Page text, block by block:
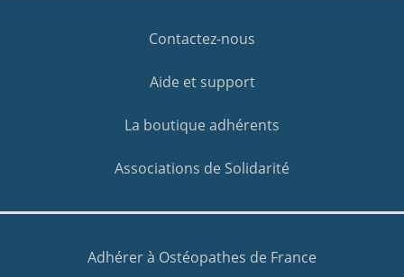
Contactez-nous
Aide et support
La boutique adhérents
Associations de Solidarité
Adhérer à Ostéopathes de France